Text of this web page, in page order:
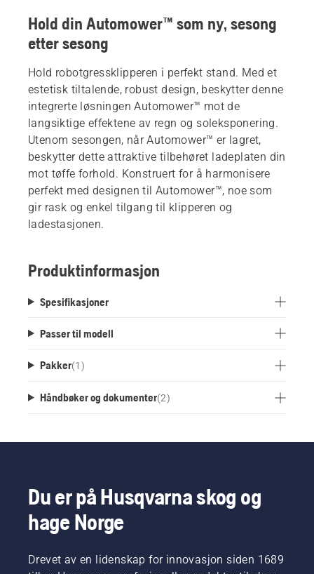
Hold din Automower™ som ny, sesong
etter sesong
Hold robotgressklipperen i perfekt stand. Med et
estetisk tiltalende, robust design, beskytter denne
integrerte løsningen Automower™ mot de
langsiktige effektene av regn og soleksponering.
Utenom sesongen, når Automower™ er lagret,
beskytter dette attraktive tilbehøret ladeplaten din
mot tøffe forhold. Konstruert for å harmonisere
perfekt med designen til Automower™, noe som
gir rask og enkel tilgang til klipperen og
ladestasjonen.
Produktinformasjon
Spesifikasjoner
Passer til modell
Pakker(1 )
Håndbøker og dokumenter(2)
Du er på Husqvarna skog og
hage Norge
Drevet av en lidenskap for innovasjon siden 1689